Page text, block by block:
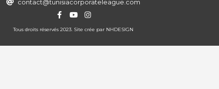
contact@tunisiacorporateleague.com
Tous droits réservés 2023. Site crée par NHDESIGN